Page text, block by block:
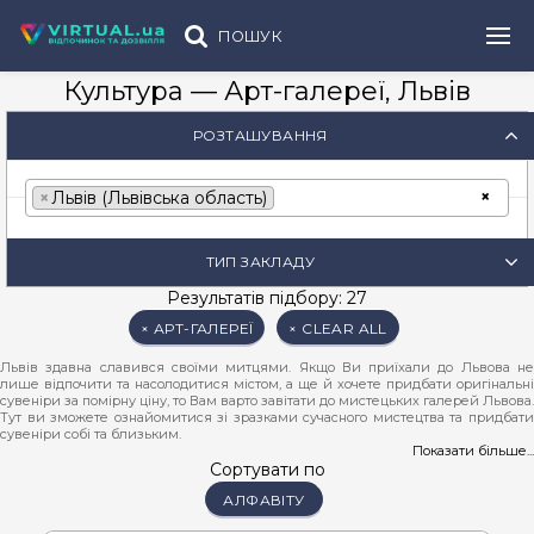
ПОШУК
Культура — Арт-галереї, Львів
РОЗТАШУВАННЯ
×
×Львів (Львівська область)
ТИП ЗАКЛАДУ
Результатів підбору: 27
× АРТ-ГАЛЕРЕЇ × CLEAR ALL
Львів здавна славився своїми митцями. Якщо Ви приїхали до Львова не
лише відпочити та насолодитися містом, а ще й хочете придбати оригінальні
сувеніри за помірну ціну, то Вам варто завітати до мистецьких галерей Львова.
Тут ви зможете ознайомитися зі зразками сучасного мистецтва та придбати
сувеніри собі та близьким.
У галереях Львова до вашої уваги будуть представлені найкращі зразки
живопису, графіки, кераміки, скла та текстильних виробів, які нагадуватимуть
Вам про незабутню атмосферу Львова. Картинами з краєвидами Львова,
оригінальними прикрасами ручної роботи, виробами львівських різьбярів чи
Показати більше...
Сортувати по
АЛФАВІТУ